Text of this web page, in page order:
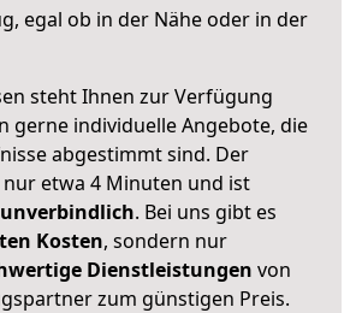
egal ob in der Nähe oder in der
steht Ihnen zur Verfügung
gerne individuelle Angebote, die
abgestimmt sind. Der
etwa 4 Minuten und ist
unverbindlich. Bei uns gibt es
Kosten, sondern nur
Dienstleistungen von
zum günstigen Preis.